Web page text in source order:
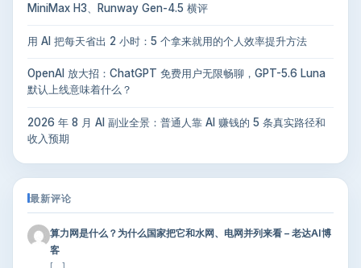
MiniMax H3、Runway Gen-4.5 横评
用 AI 把每天省出 2 小时：5 个拿来就用的个人效率提升方法
OpenAI 放大招：ChatGPT 免费用户无限畅聊，GPT-5.6 Luna
默认上线意味着什么？
2026 年 8 月 AI 副业全景：普通人靠 AI 赚钱的 5 条真实路径和
收入预期
最新评论
算力网是什么？为什么国家把它和水网、电网并列来看 – 老达AI博
客